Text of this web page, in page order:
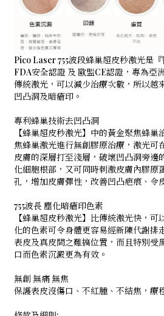
Pico Laser 755波段蜂巢超皮秒激光是
FDA安全認證 及 歐盟CE認證，專為亞
傳統激光，可以減少治療次數，所以越
凹凸洞及暗瘡印。
專利蜂巢技術去凹凸洞
【蜂巢超皮秒激光】中的黃金聚焦蜂
焦蜂巢激光進行無創膠原治療，激光可
皮膚的深層打至淺層，破壞凹凸洞旁邊
化細胞根部，又可同時刺激皮膚內膠原
孔，增加皮膚彈性，改善凹凸疤痕、令
755波長 塵化暗瘡印色素
【蜂巢超皮秒激光】比傳統激光快，
化的色素可令身體更容易經新陳代謝排
表皮及真皮間之難搞位置，而且特別受
口而色素沉澱更為有效。
無創 無痛 無焦
保護表皮沒傷口、不紅腫、不結焦，療